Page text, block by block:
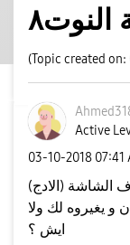
(Topic created
Active
‎03-10-2018 07:41
و يغيروه لك ولا
ايش ؟